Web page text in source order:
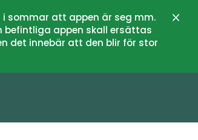
sommar att appen är seg mm.
befintliga appen skall ersättas
det innebär att den blir för stor